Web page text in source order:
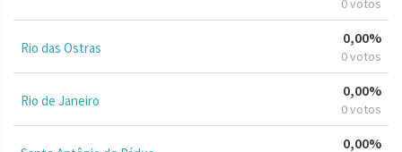
Rio das Ostras
0,00%
0 votos
Rio de Janeiro
0,00%
0 votos
0,00%